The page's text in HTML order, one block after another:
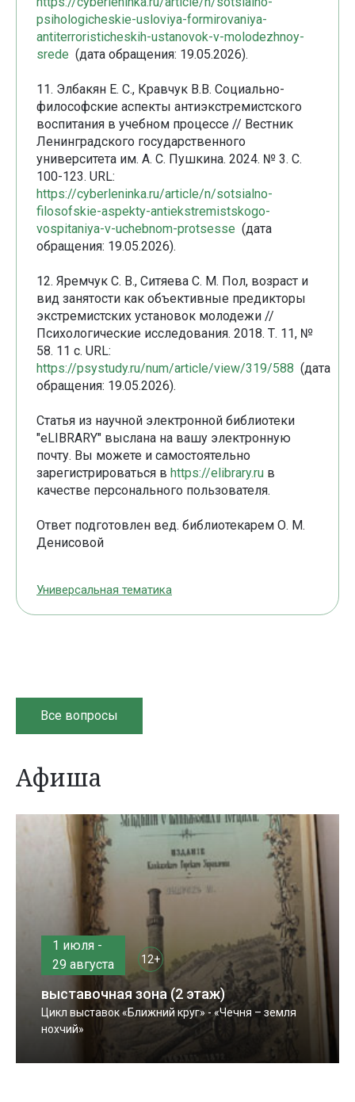
psihologicheskie-usloviya-formirovaniya-
antiterroristicheskih-ustanovok-v-molodezhnoy-
srede (дата обращения: 19.05.2026).
11. Элбакян Е. С., Кравчук В.В. Социально-
философские аспекты антиэкстремистского
воспитания в учебном процессе // Вестник
Ленинградского государственного
университета им. А. С. Пушкина. 2024. № 3. С.
100-123. URL:
https://cyberleninka.ru/article/n/sotsialno-
filosofskie-aspekty-antiekstremistskogo-
vospitaniya-v-uchebnom-protsesse (дата
обращения: 19.05.2026).
12. Яремчук С. В., Ситяева С. М. Пол, возраст и
вид занятости как объективные предикторы
экстремистских установок молодежи //
Психологические исследования. 2018. Т. 11, №
58. 11 с. URL:
https://psystudy.ru/num/article/view/319/588 (дата
обращения: 19.05.2026).
Статья из научной электронной библиотеки
"eLIBRARY" выслана на вашу электронную
почту. Вы можете и самостоятельно
зарегистрироваться в https://elibrary.ru в
качестве персонального пользователя.
Ответ подготовлен вед. библиотекарем О. М.
Денисовой
Универсальная тематика
Все вопросы
Афиша
1 июля -
29 августа
12+
выставочная зона (2 этаж)
Цикл выставок «Ближний круг» - «Чечня – земля
нохчий»